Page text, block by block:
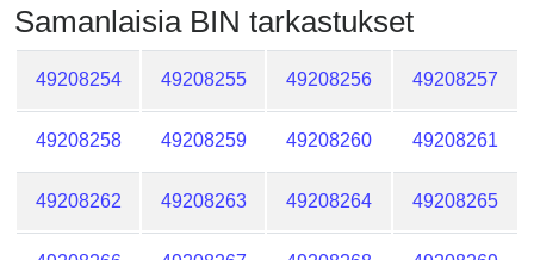
Samanlaisia ​​BIN tarkastukset
49208254 49208255 49208256 49208257
49208258 49208259 49208260 49208261
49208262 49208263 49208264 49208265